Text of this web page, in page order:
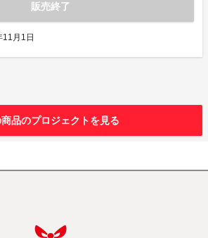
販売終了
月1日
品のプロジェクトを見る